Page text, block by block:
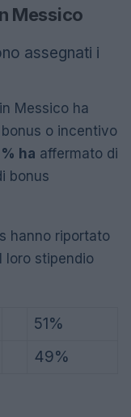
​​Messico
assegnati i
Messico ha
o incentivo
ha affermato di
bonus
hanno riportato
loro stipendio
51%
49%